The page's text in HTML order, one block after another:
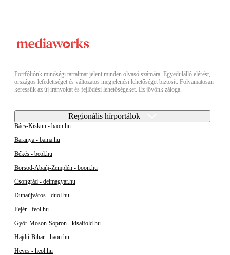
Portfóliónk minőségi tartalmat jelent minden olvasó számára. Egyedülálló elérést,
országos lefedettséget és változatos megjelenési lehetőséget biztosít. Folyamatosan
keressük az új irányokat és fejlődési lehetőségeket. Ez jövőnk záloga.
Regionális hírportálok
Bács-Kiskun - baon.hu
Baranya - bama.hu
Békés - beol.hu
Borsod-Abaúj-Zemplén - boon.hu
Csongrád - delmagyar.hu
Dunaújváros - duol.hu
Fejér - feol.hu
Győr-Moson-Sopron - kisalfold.hu
Hajdú-Bihar - haon.hu
Heves - heol.hu